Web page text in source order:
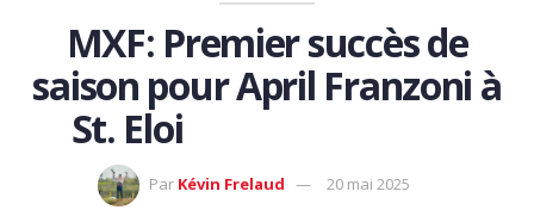
MXF: Premier succès de
saison pour April Franzoni à
St. Eloi
Par Kévin Frelaud 20 mai 2025